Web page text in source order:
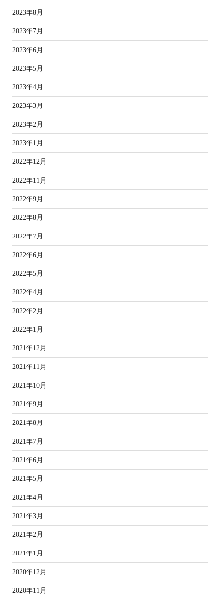
2023年8月
2023年7月
2023年6月
2023年5月
2023年4月
2023年3月
2023年2月
2023年1月
2022年12月
2022年11月
2022年9月
2022年8月
2022年7月
2022年6月
2022年5月
2022年4月
2022年2月
2022年1月
2021年12月
2021年11月
2021年10月
2021年9月
2021年8月
2021年7月
2021年6月
2021年5月
2021年4月
2021年3月
2021年2月
2021年1月
2020年12月
2020年11月